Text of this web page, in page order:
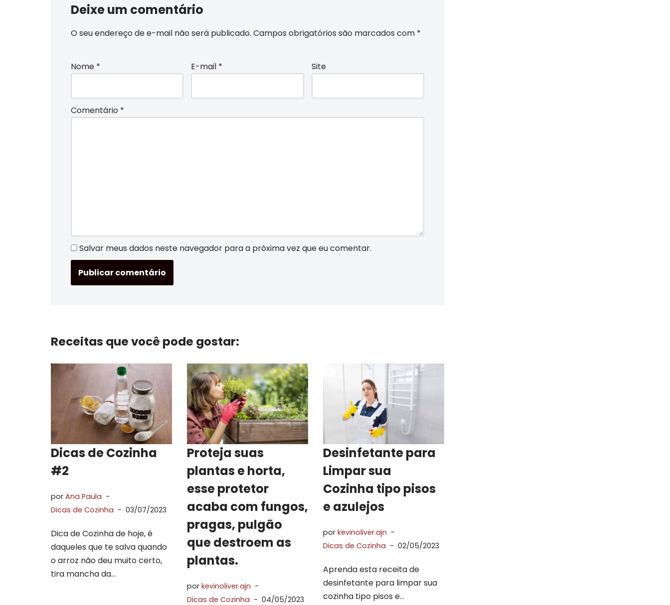
Deixe um comentário
O seu endereço de e-mail não será publicado. Campos obrigatórios são marcados com *
Nome * E-mail * Site
Comentário *
Salvar meus dados neste navegador para a próxima vez que eu comentar.
Receitas que você pode gostar:
Dicas de Cozinha
#2
por Ana Paula
Dicas de Cozinha
03/07/2023
Dica de Cozinha de hoje, é
daqueles que te salva quando
o arroz não deu muito certo,
tira mancha da…
Proteja suas
plantas e horta,
esse protetor
acaba com fungos,
pragas, pulgão
que destroem as
plantas.
por kevinoliver.ajn
Dicas de Cozinha
04/05/2023
Desinfetante para
Limpar sua
Cozinha tipo pisos
e azulejos
por kevinoliver.ajn
Dicas de Cozinha
02/05/2023
Aprenda esta receita de
desinfetante para limpar sua
cozinha tipo pisos e…